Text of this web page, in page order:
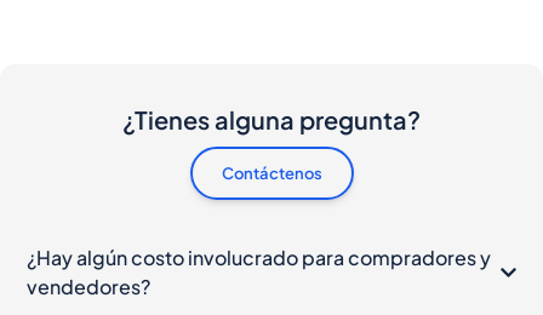
¿Tienes alguna pregunta?
Contáctenos
¿Hay algún costo involucrado para compradores y
vendedores?